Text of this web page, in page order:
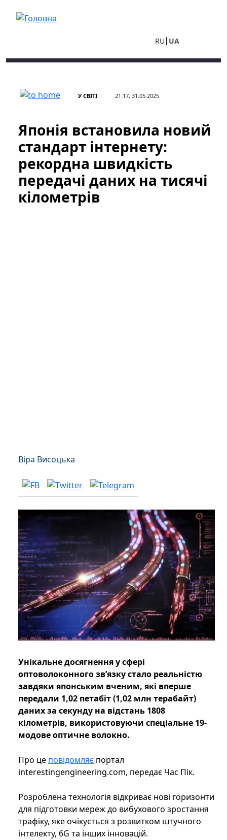
RU UA
У СВІТІ 21:17, 31.05.2025
Японія встановила новий
стандарт інтернету:
рекордна швидкість
передачі даних на тисячі
кілометрів
Віра Висоцька
Унікальне досягнення у сфері
оптоволоконного зв’язку стало реальністю
завдяки японським вченим, які вперше
передали 1,02 петабіт (1,02 млн терабайт)
даних за секунду на відстань 1808
кілометрів, використовуючи спеціальне 19-
модове оптичне волокно.
Про це повідомляє портал
interestingengineering.com, передає Час Пік.
Розроблена технологія відкриває нові горизонти
для підготовки мереж до вибухового зростання
трафіку, яке очікується з розвитком штучного
інтелекту, 6G та інших інновацій.